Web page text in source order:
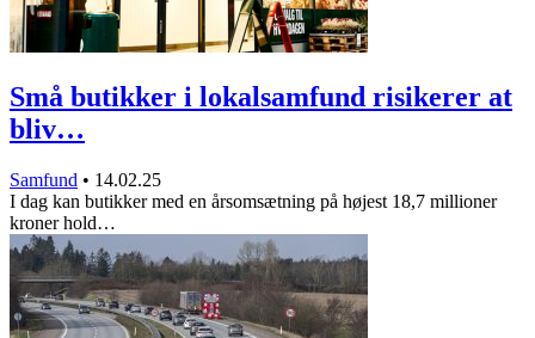
Små butikker i lokalsamfund risikerer at
bliv…
Samfund • 14.02.25
I dag kan butikker med en årsomsætning på højest 18,7 millioner
kroner hold…